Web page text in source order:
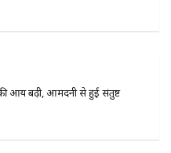
आय बढ़ी, आमदनी से हुई संतुष्ट